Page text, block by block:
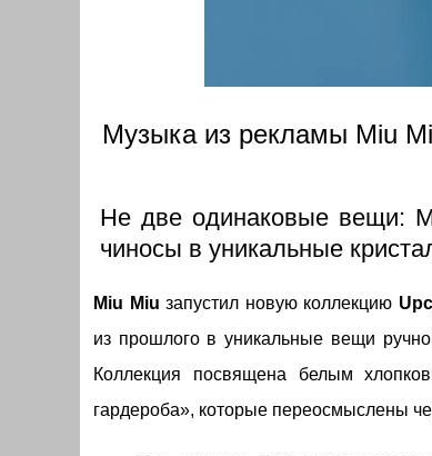
Музыка из рекламы Miu
Не две одинаковые вещи:
чиносы в уникальные
Miu Miu запустил новую коллекцию
из прошлого в уникальные вещи
Коллекция посвящена белым
гардероба», которые переосмыслены